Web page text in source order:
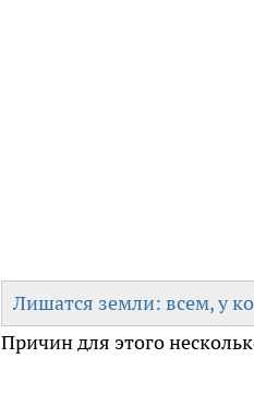
Лишатся земли: всем, у
Причин для этого